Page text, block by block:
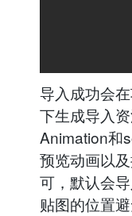
导入成功会
下生成导入
Animation和
预览动画以
可，默认会
贴图的位置